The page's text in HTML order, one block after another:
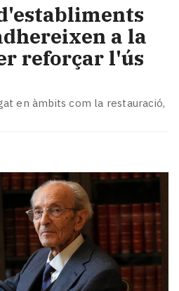
a la
reforçar l'ús
en àmbits com la restauració,